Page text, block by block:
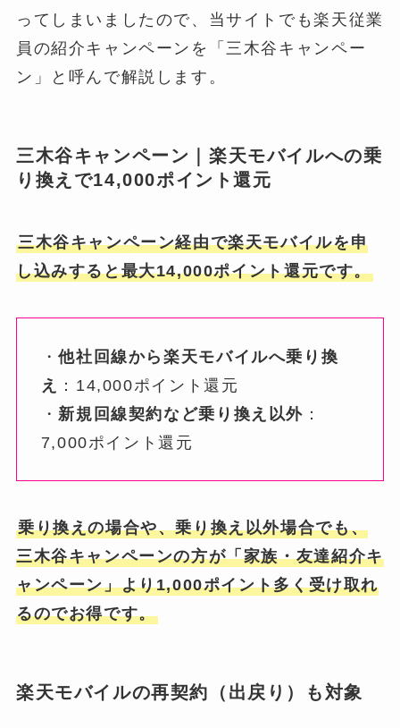
ってしまいましたので、当サイトでも楽天従業
員の紹介キャンペーンを「三木谷キャンペー
ン」と呼んで解説します。
三木谷キャンペーン｜楽天モバイルへの乗
り換えで14,000ポイント還元
三木谷キャンペーン経由で楽天モバイルを申
し込みすると最大14,000ポイント還元です。
・他社回線から楽天モバイルへ乗り換
え
：14,000ポイント還元
・ 新規回線契約など乗り換え以外 ：
7,000ポイント還元
乗り換えの場合や、乗り換え以外場合でも、
三木谷キャンペーンの方が「家族・友達紹介キ
ャンペーン」より1,000ポイント多く受け取れ
るのでお得です。
楽天モバイルの再契約（出戻り）も対象